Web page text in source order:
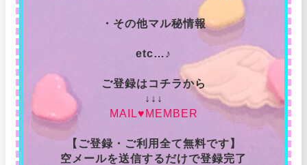
・その他マル秘情報
etc…♪
ご登録はコチラから
↓↓↓
MAIL♥MEMBER
【ご登録・ご利用全て無料です】
空メールを送信するだけで登録完了